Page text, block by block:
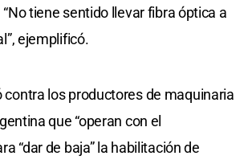
tiene sentido llevar fibra óptica a
ejemplificó.
los productores de maquinaria
que “operan con el
“dar de baja” la habilitación de